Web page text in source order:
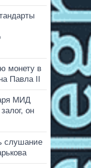
монету в
Павла II
МИД
он
слушание